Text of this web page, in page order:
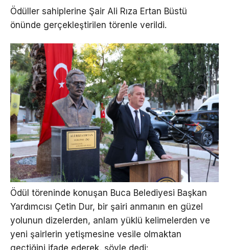
Ödüller sahiplerine Şair Ali Rıza Ertan Büstü
önünde gerçekleştirilen törenle verildi.
Ödül töreninde konuşan Buca Belediyesi Başkan
Yardımcısı Çetin Dur, bir şairi anmanın en güzel
yolunun dizelerden, anlam yüklü kelimelerden ve
yeni şairlerin yetişmesine vesile olmaktan